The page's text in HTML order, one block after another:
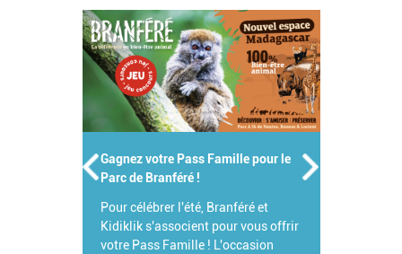
Gagnez votre Pass Famille pour le
Parc de Branféré !
Pour célébrer l'été, Branféré et
Kidiklik s'associent pour vous offrir
votre Pass Famille ! L'occasion